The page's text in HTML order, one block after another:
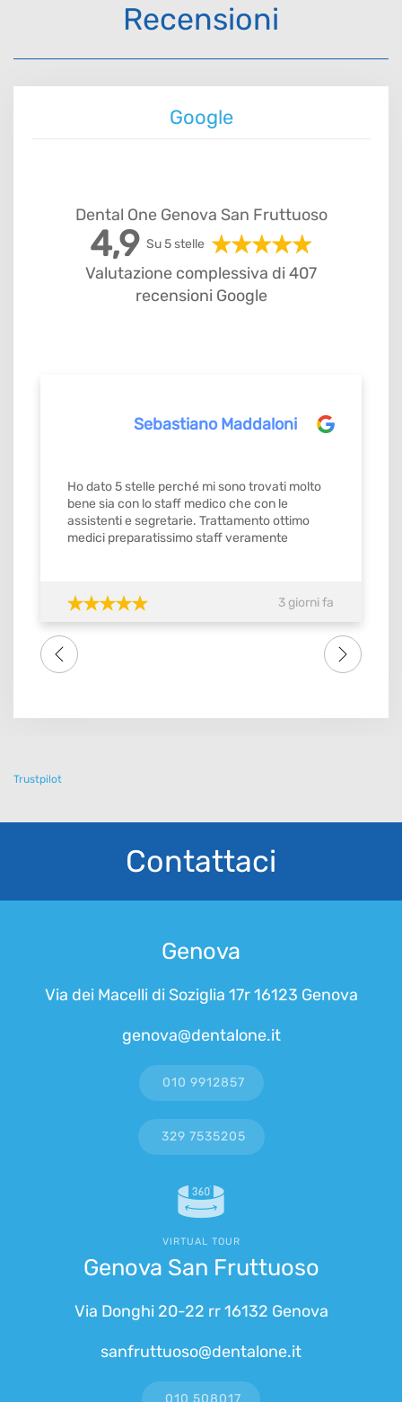
Recensioni
Google
Dental One Genova San Fruttuoso
4,9 Su 5 stelle
Valutazione complessiva di 407
recensioni Google
Sebastiano Maddaloni
3 giorni fa
Ho dato 5 stelle perché mi sono trovati molto
bene sia con lo staff medico che con le
assistenti e segretarie. Trattamento ottimo
medici preparatissimo staff veramente
massimo del voto SI meritebbe anche 10.
one . Grazie di tutto a tutto lo staff
Trustpilot
Contattaci
Genova
Via dei Macelli di Soziglia 17r 16123 Genova
genova@dentalone.it
010 9912857
329 7535205
VIRTUAL TOUR
Genova San Fruttuoso
Via Donghi 20-22 rr 16132 Genova
sanfruttuoso@dentalone.it
010 508017